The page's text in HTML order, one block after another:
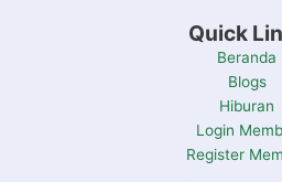
Quick
Beranda
Blogs
Hiburan
Login
Register